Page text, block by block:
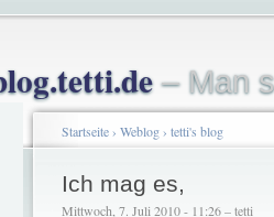
– Man
Startseite› Weblog› tetti's blog
Ich mag es,
Mittwoch, 7. Juli 2010 - 11:26 – tetti